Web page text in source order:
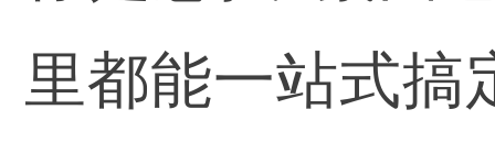
里都能一站式搞